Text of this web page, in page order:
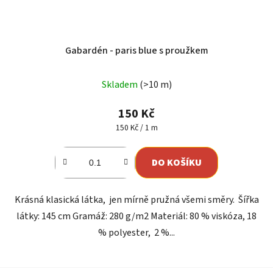
Gabardén - paris blue s proužkem
Skladem (>10 m)
150 Kč
Měrná
150 Kč / 1 m
DO KOŠÍKU
Krásná klasická látka, jen mírně pružná všemi směry. Šířka
látky: 145 cm Gramáž: 280 g/m2 Materiál: 80 % viskóza, 18
% polyester, 2 %...